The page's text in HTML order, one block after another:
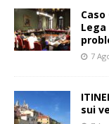
7
sui